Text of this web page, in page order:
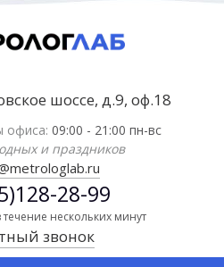
шоссе, д.9, оф.18
офиса: 09:00 - 21:00 пн-вс
и праздников
28-99
нескольких минут
звонок